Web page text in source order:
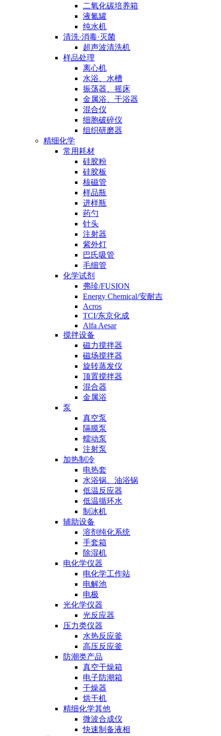
二氧化碳培养箱
液氮罐
纯水机
清洗·消毒·灭菌
超声波清洗机
样品处理
离心机
水浴、水槽
振荡器、摇床
金属浴、干浴器
混合仪
细胞破碎仪
组织研磨器
精细化学
常用耗材
硅胶粉
硅胶板
核磁管
样品瓶
进样瓶
药勺
针头
注射器
紫外灯
巴氏吸管
毛细管
化学试剂
弗珍/FUSION
Energy Chemical/安耐吉
Acros
TCI/东京化成
Alfa Aesar
搅拌设备
磁力搅拌器
磁场搅拌器
旋转蒸发仪
顶置搅拌器
混合器
金属浴
泵
真空泵
隔膜泵
蠕动泵
注射泵
加热制冷
电热套
水浴锅、油浴锅
低温反应器
低温循环水
制冰机
辅助设备
溶剂纯化系统
手套箱
除湿机
电化学仪器
电化学工作站
电解池
电极
光化学仪器
光反应器
压力类仪器
水热反应釜
高压反应釜
防潮类产品
真空干燥箱
电子防潮箱
干燥器
烘干机
精细化学其他
微波合成仪
快速制备液相